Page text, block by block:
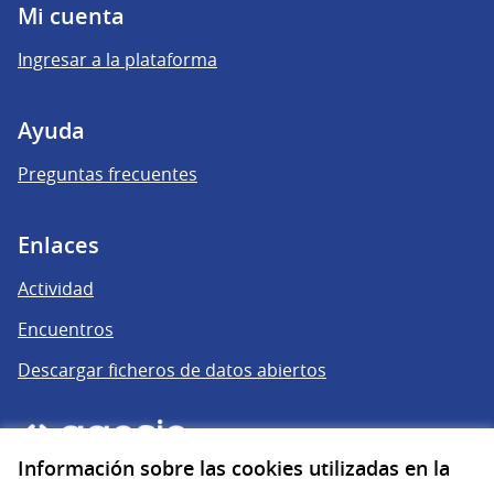
Información sobre las cookies utilizadas en la
Mi cuenta
Ingresar a la plataforma
Ayuda
Preguntas frecuentes
Enlaces
Actividad
Encuentros
Descargar ficheros de datos abiertos